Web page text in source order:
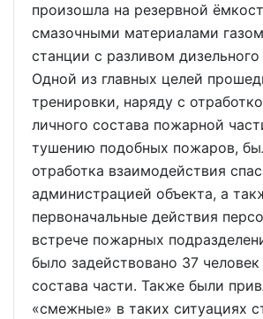
произошла на резервной
смазочными материалами
станции с разливом дизельного
Одной из главных целей
тренировки, наряду с
личного состава пожарной
тушению подобных пожаров,
отработка взаимодействия
администрацией объекта, а
первоначальные действия
встрече пожарных
было задействовано 37 человек
состава части. Также были
«смежные» в таких ситуациях